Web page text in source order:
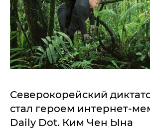
Северокорейский
стал героем интернет-
Daily Dot. Ким Чен Ына